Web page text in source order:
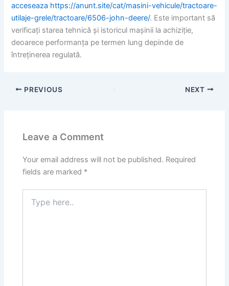
acceseaza https://anunt.site/cat/masini-vehicule/tractoare-
utilaje-grele/tractoare/6506-john-deere/. Este important să
verificați starea tehnică și istoricul mașinii la achiziție,
deoarece performanța pe termen lung depinde de
întreținerea regulată.
PREVIOUS NEXT
Leave a Comment
Your email address will not be published. Required
fields are marked *
here..